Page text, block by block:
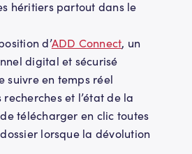
héritiers partout dans le
d’ADD Connect, un
digital et sécurisé
suivre en temps réel
recherches et l’état de la
télécharger en clic toutes
lorsque la dévolution